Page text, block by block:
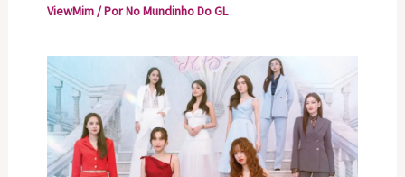
ViewMim/ PorNo Mundinho Do GL